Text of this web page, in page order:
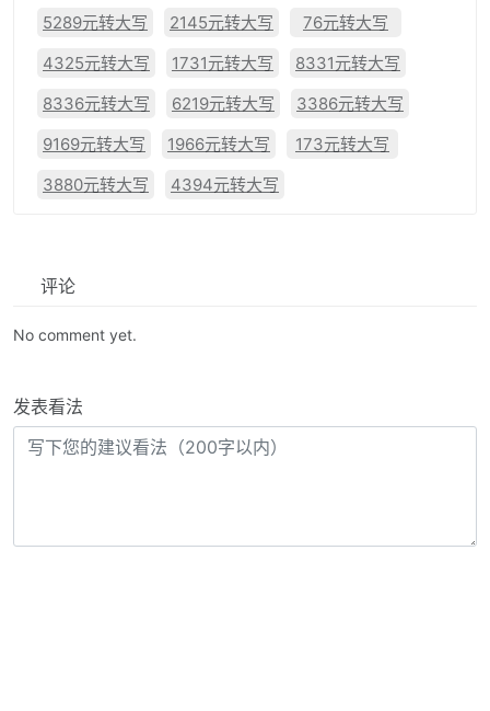
5289元转大写
2145元转大写
76元转大写
4325元转大写
1731元转大写
8331元转大写
8336元转大写
6219元转大写
3386元转大写
9169元转大写
1966元转大写
173元转大写
3880元转大写
4394元转大写
评论
No comment yet.
发表看法